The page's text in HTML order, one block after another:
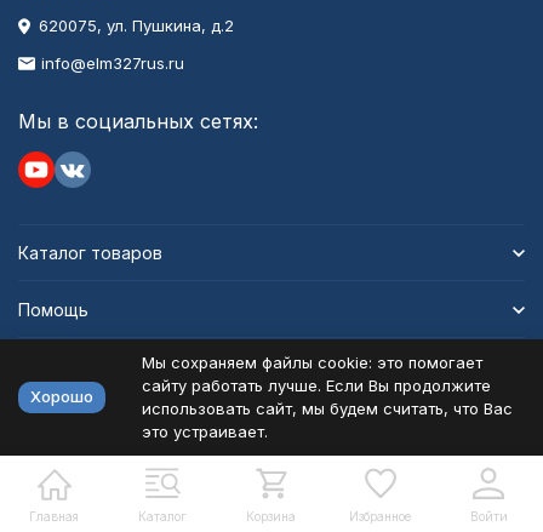
Главная Каталог Корзина Избранное Войти
620075, ул. Пушкина, д.2
info@elm327rus.ru
Мы в социальных сетях:
Каталог товаров
Помощь
Политика персональных данных
Разработано в bodysite.ru
Хорошо
Мы сохраняем файлы cookie: это помогает
сайту работать лучше. Если Вы продолжите
использовать сайт, мы будем считать, что Вас
это устраивает.